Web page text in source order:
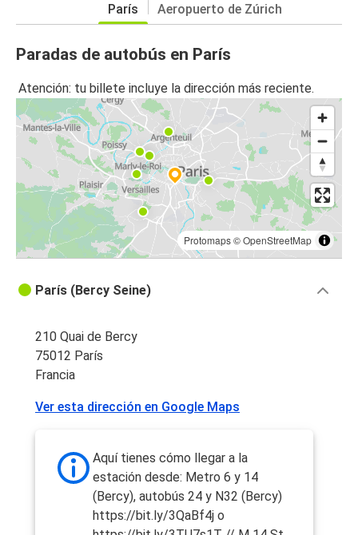
París Aeropuerto de Zúrich
Paradas de autobús en París
Atención: tu billete incluye la dirección más reciente.
Protomaps©OpenStreetMap
París (Bercy Seine)
210 Quai de Bercy
75012 París
Francia
Ver esta dirección en Google Maps
Aquí tienes cómo llegar a la
estación desde: Metro 6 y 14
(Bercy), autobús 24 y N32 (Bercy)
https://bit.ly/3QaBf4j o